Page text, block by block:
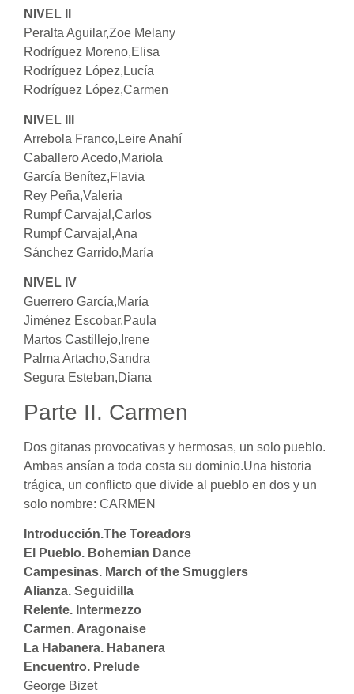
NIVEL II
Peralta Aguilar,Zoe Melany
Rodríguez Moreno,Elisa
Rodríguez López,Lucía
Rodríguez López,Carmen
NIVEL III
Arrebola Franco,Leire Anahí
Caballero Acedo,Mariola
García Benítez,Flavia
Rey Peña,Valeria
Rumpf Carvajal,Carlos
Rumpf Carvajal,Ana
Sánchez Garrido,María
NIVEL IV
Guerrero García,María
Jiménez Escobar,Paula
Martos Castillejo,Irene
Palma Artacho,Sandra
Segura Esteban,Diana
Parte II. Carmen
Dos gitanas provocativas y hermosas, un solo pueblo.
Ambas ansían a toda costa su dominio.Una historia
trágica, un conflicto que divide al pueblo en dos y un
solo nombre: CARMEN
Introducción.The Toreadors
El Pueblo. Bohemian Dance
Campesinas. March of the Smugglers
Alianza. Seguidilla
Relente. Intermezzo
Carmen. Aragonaise
La Habanera. Habanera
Encuentro. Prelude
George Bizet